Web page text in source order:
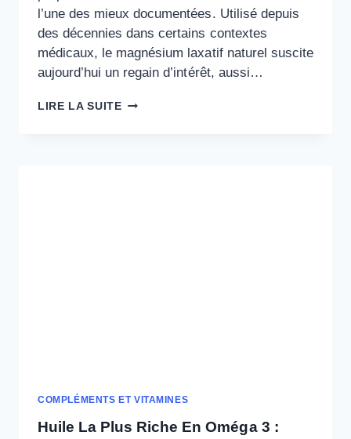
l’une des mieux documentées. Utilisé depuis
des décennies dans certains contextes
médicaux, le magnésium laxatif naturel suscite
aujourd’hui un regain d’intérêt, aussi…
LIRE LA SUITE MAGNÉSIUM
COMPLÉMENTS ET VITAMINES
Huile La Plus Riche En Oméga 3 :